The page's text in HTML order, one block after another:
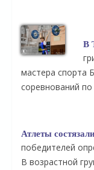
В
мастера спорта
соревнований
Атлеты
победителей
В возрастной